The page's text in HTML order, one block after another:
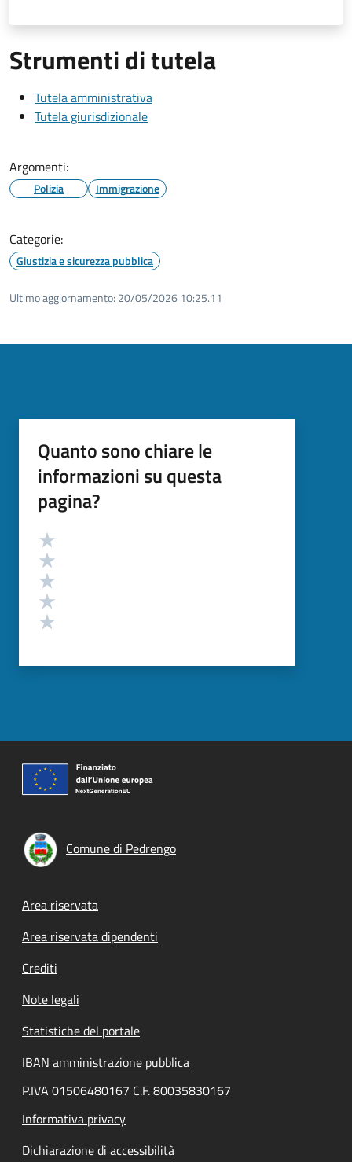
Strumenti di tutela
Tutela amministrativa
Tutela giurisdizionale
Argomenti:
Polizia Immigrazione
Categorie:
Giustizia e sicurezza pubblica
Ultimo aggiornamento: 20/05/2026 10:25.11
Quanto sono chiare le
informazioni su questa
pagina?
Valutazione
Comune di Pedrengo
Footer menu
Area riservata
Area riservata dipendenti
Crediti
Note legali
Statistiche del portale
IBAN amministrazione pubblica
P.IVA 01506480167 C.F. 80035830167
Informativa privacy
Dichiarazione di accessibilità